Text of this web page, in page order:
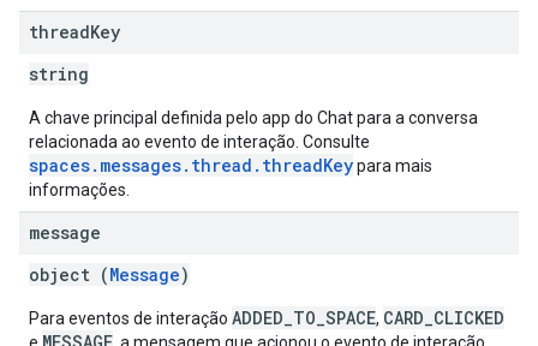
threadKey
string
A chave principal definida pelo app do Chat para a conversa
relacionada ao evento de interação. Consulte
spaces.messages.thread.threadKeypara mais
informações.
message
object (Message)
Para eventos de interação ADDED_TO_SPACE, CARD_CLICKED